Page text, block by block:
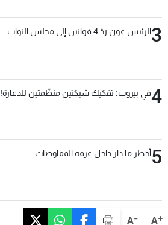
A+
A-
3الرئيس عون ردّ 4 قوانين إلى مجلس النواب
4في بيروت: تفكيك شبكتين منظّمتين للدعارة!
5أخطر ما دار داخل غرفة المفاوضات